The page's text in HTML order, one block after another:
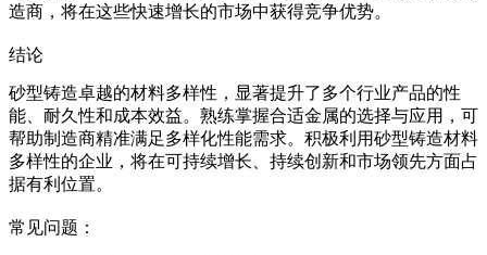
造商，将在这些快速增长的市场中获得竞争优势。
结论
砂型铸造卓越的材料多样性，显著提升了多个行业产品的性
能、耐久性和成本效益。熟练掌握合适金属的选择与应用，可
帮助制造商精准满足多样化性能需求。积极利用砂型铸造材料
多样性的企业，将在可持续增长、持续创新和市场领先方面占
据有利位置。
常见问题：